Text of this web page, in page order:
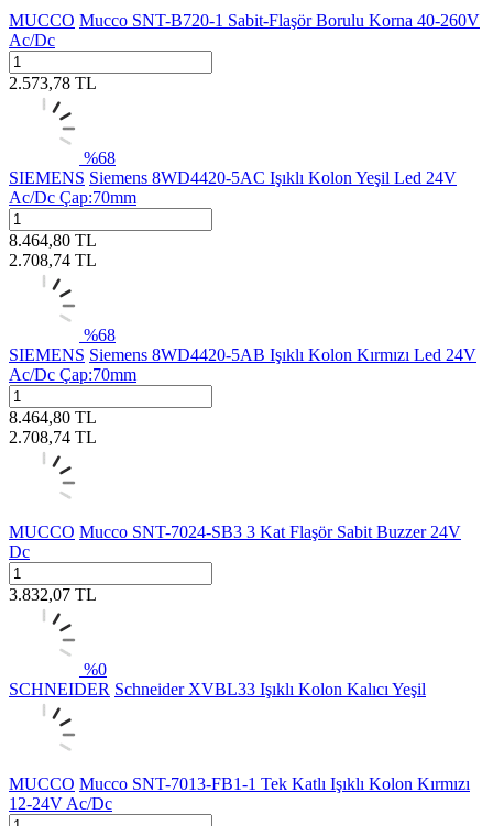
MUCCO Mucco SNT-B720-1 Sabit-Flaşör Borulu Korna 40-260V
Ac/Dc
2.573,78 TL
%68
SIEMENS Siemens 8WD4420-5AC Işıklı Kolon Yeşil Led 24V
Ac/Dc Çap:70mm
8.464,80 TL
2.708,74 TL
%68
SIEMENS Siemens 8WD4420-5AB Işıklı Kolon Kırmızı Led 24V
Ac/Dc Çap:70mm
8.464,80 TL
2.708,74 TL
MUCCO Mucco SNT-7024-SB3 3 Kat Flaşör Sabit Buzzer 24V
Dc
3.832,07 TL
%0
SCHNEIDER Schneider XVBL33 Işıklı Kolon Kalıcı Yeşil
MUCCO Mucco SNT-7013-FB1-1 Tek Katlı Işıklı Kolon Kırmızı
12-24V Ac/Dc